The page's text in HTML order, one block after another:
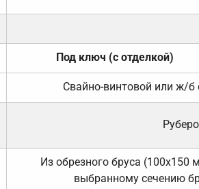
Под ключ (с отделкой)
Свайно-винтовой или ж/б
Из обрезного бруса
выбранному сечению